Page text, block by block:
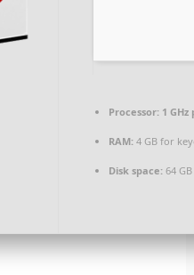
Processor: 1
RAM: 4 GB for
Disk space: 64